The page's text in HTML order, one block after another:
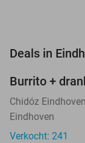
Deals in
Burrito +
Chidóz Eindhoven
Eindhoven
Verkocht: 241